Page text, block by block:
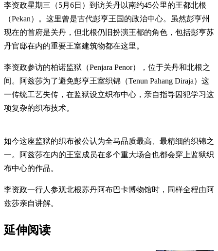
李资政星期三（5月6日）到访关丹以南约45公里的王都北根
（Pekan）。这里曾是古代彭亨王国的政治中心。虽然彭亨州
现在的首府是关丹，但北根仍旧扮演王都的角色，包括彭亨苏
丹官邸在内的重要王室建筑物都在这里。
李资政参访的柏诺监狱（Penjara Penor），位于关丹和北根之
间。阿兹莎为了避免彭亨王室织锦（Tenun Pahang Diraja）这
一传统工艺失传，在监狱设立织布中心，亲自指导囚犯学习这
项复杂的织布技术。
如今这座监狱的织布被公认为全马品质最高、最精细的织锦之
一。阿兹莎在内的王室成员在多个重大场合也都会穿上监狱织
布中心的作品。
李资政一行人参观北根苏丹阿布巴卡博物馆时，同样全程由阿
兹莎亲自讲解。
延伸阅读